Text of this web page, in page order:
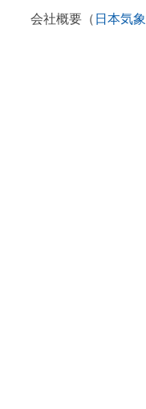
会社概要（ 日本気